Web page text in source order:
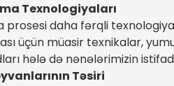
Texnologiyaları
prosesi daha fərqli
üçün müasir texnikalar,
hələ də nənələrimizin
Təsiri